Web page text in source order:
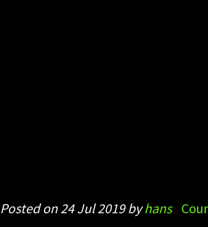
Posted on 24 Jul 2019 byhans